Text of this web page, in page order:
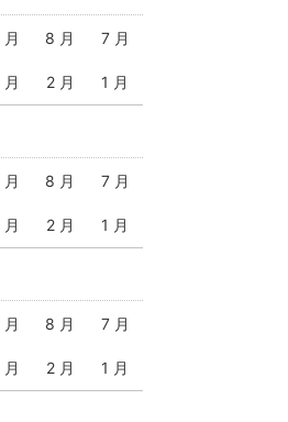
8 月 7 月
2 月 1 月
8 月 7 月
2 月 1 月
8 月 7 月
2 月 1 月